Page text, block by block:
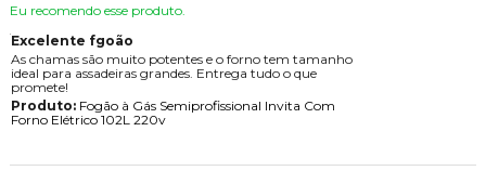
Eu recomendo esse produto.
Excelente fgoão
As chamas são muito potentes e o forno tem tamanho
ideal para assadeiras grandes. Entrega tudo o que
promete!
Produto:Fogão à Gás Semiprofissional Invita Com
Forno Elétrico 102L 220v